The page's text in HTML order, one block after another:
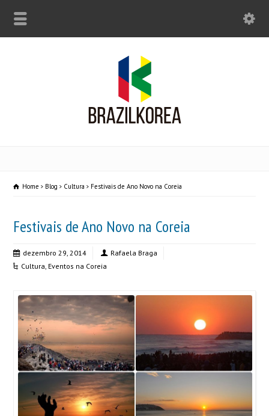
Home Blog Cultura Festivais de Ano Novo na Coreia
Festivais de Ano Novo na Coreia
dezembro 29, 2014
Rafaela Braga
Cultura, Eventos na Coreia